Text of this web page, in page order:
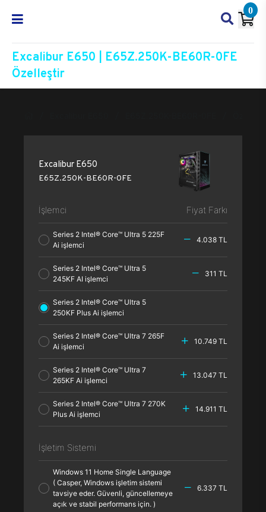
0
Excalibur E650 | E65Z.250K-BE60R-0FE
Özelleştir
Excalibur E650
E65Z.250K-BE60R-0FE
İşlemci Fiyat Farkı
Series 2 Intel® Core™ Ultra 5 225F
Ai işlemci
4.038 TL
Series 2 Intel® Core™ Ultra 5
245KF AI işlemci
311 TL
Series 2 Intel® Core™ Ultra 5
250KF Plus Ai işlemci
Series 2 Intel® Core™ Ultra 7 265F
Ai işlemci
10.749 TL
Series 2 Intel® Core™ Ultra 7
265KF Ai işlemci
13.047 TL
Series 2 Intel® Core™ Ultra 7 270K
Plus Ai işlemci
14.911 TL
İşletim Sistemi
Windows 11 Home Single Language
( Casper, Windows işletim sistemi
tavsiye eder. Güvenli, güncellemeye
açık ve stabil performans için. )
6.337 TL